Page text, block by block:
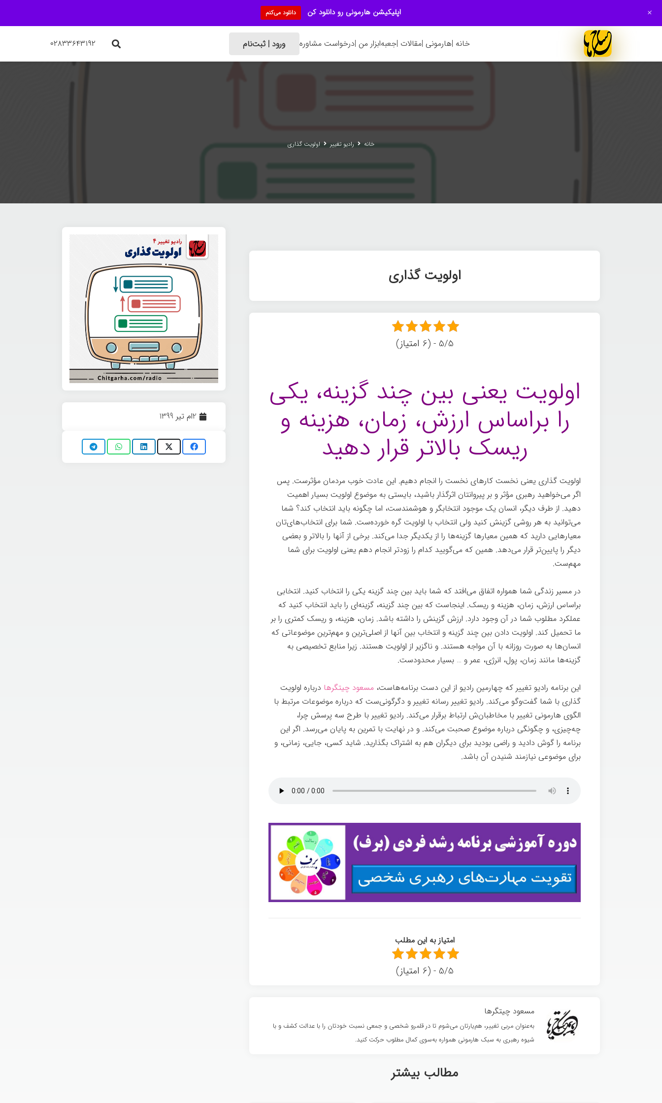
خانه |هارمونی |مقالات |جعبه‌ابزار من |درخواست مشاوره ورود | ثبت‌نام ۰۲۸۳۳۶۴۳۱۹۲
خانه رادیو تغییر اولویت گذاری
اولویت گذاری
5/5 - (6 امتیاز)
اولویت یعنی بین چند گزینه، یکی
را براساس ارزش، زمان، هزینه و
ریسک بالاتر قرار دهید
اولویت گذاری یعنی نخست کارهای نخست را انجام دهیم. این عادت خوب مردمان مؤثرست. پس
اگر می‌خواهید رهبری مؤثر و بر پیروانتان اثرگذار باشید، بایستی به موضوع اولویت بسیار اهمیت
دهید. از طرف دیگر، انسان یک موجود انتخابگر و هوشمندست، اما چگونه باید انتخاب کند؟ شما
می‌توانید به هر روشی گزینش کنید ولی انتخاب با اولویت گره خورده‌ست. شما برای انتخاب‌های‌تان
معیارهایی دارید که همین معیارها گزینه‌ها را از یکدیگر جدا می‌کند. برخی از آنها را بالاتر و بعضی
دیگر را پایین‌تر قرار می‌دهد. همین که می‌گویید کدام را زودتر انجام دهم یعنی اولویت برای شما
مهم‌ست.
در مسیر زندگی شما همواره اتفاق می‌افتد که شما باید بین چند گزینه یکی را انتخاب کنید. انتخابی
براساس ارزش، زمان، هزینه و ریسک. اینجاست که بین چند گزینه، گزینه‌ای را باید انتخاب کنید که
عملکرد مطلوب شما در آن وجود دارد. ارزش گزینش را داشته باشد. زمان، هزینه، و ریسک کمتری را بر
ما تحمیل کند. اولویت دادن بین چند گزینه و انتخاب بین آنها از اصلی‌ترین و مهم‌ترین موضوعاتی که
انسان‌ها به صورت روزانه با آن مواجه هستند. و ناگزیر از اولویت هستند. زیرا منابع تخصیصی به
گزینه‌ها مانند زمان، پول، انرژی، عمر و … بسیار محدودست.
این برنامه رادیو تغییر که چهارمین رادیو از این دست برنامه‌هاست، مسعود چیتگرها درباره اولویت
گذاری با شما گفت‌وگو می‌کند. رادیو تغییر رسانه تغییر و دگرگونی‌ست که درباره موضوعات مرتبط با
الگوی هارمونی تغییر با مخاطبان‌ش ارتباط برقرار می‌کند. رادیو تغییر با طرح سه پرسش چرا،
چه‌چیزی، و چگونگی درباره موضوع صحبت می‌کند. و در نهایت با تمرین به پایان می‌رسد. اگر این
برنامه را گوش دادید و راضی بودید برای دیگران هم به اشتراک بگذارید. شاید کسی، جایی، زمانی، و
برای موضوعی نیازمند شنیدن آن باشد.
امتیاز به این مطلب
5/5 - (6 امتیاز)
مسعود چیتگرها
به‌عنوان مربی تغییر، هم‌یارتان می‌شوم تا در قلمرو شخصی و جمعی نسبت خودتان را با عدالت کشف و با
شیوه رهبری به سبک هارمونی همواره به‌سوی کمال مطلوب حرکت کنید.
مطالب بیشتر
2ام تیر 1399
اپلیکیشن هارمونی رو دانلود کن دانلود می‌کنم +